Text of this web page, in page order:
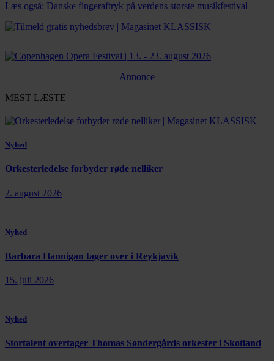
Læs også: Danske fingeraftryk på verdens største musikfestival
Annonce
MEST LÆSTE
Nyhed
Orkesterledelse forbyder røde nelliker
2. august 2026
Nyhed
Barbara Hannigan tager over i Reykjavík
15. juli 2026
Nyhed
Stortalent overtager Thomas Søndergårds orkester i Skotland